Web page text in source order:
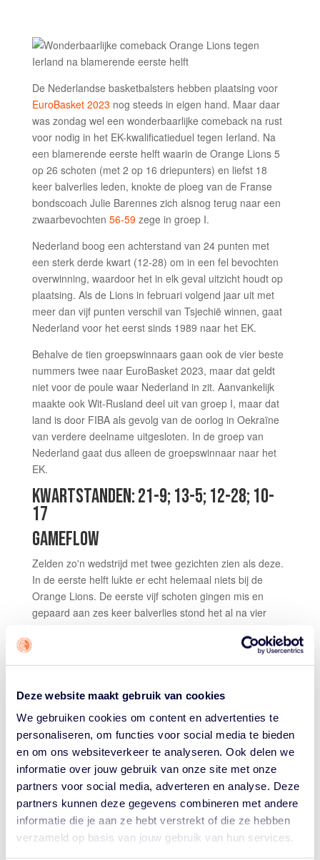
Deze website maakt gebruik van cookies
We gebruiken cookies om content en advertenties te
personaliseren, om functies voor social media te bieden
en om ons websiteverkeer te analyseren. Ook delen we
informatie over jouw gebruik van onze site met onze
partners voor social media, adverteren en analyse. Deze
partners kunnen deze gegevens combineren met andere
informatie die je aan ze hebt verstrekt of die ze hebben
verzameld op basis van jouw gebruik van hun services.
De Nederlandse basketbalsters hebben plaatsing voor
EuroBasket 2023 nog steeds in eigen hand. Maar daar
was zondag wel een wonderbaarlijke comeback na rust
voor nodig in het EK-kwalificatieduel tegen Ierland. Na
een blamerende eerste helft waarin de Orange Lions 5
op 26 schoten (met 2 op 16 driepunters) en liefst 18
keer balverlies leden, knokte de ploeg van de Franse
bondscoach Julie Barennes zich alsnog terug naar een
zwaarbevochten 56-59zege in groep I.
Nederland boog een achterstand van 24 punten met
een sterk derde kwart (12-28) om in een fel bevochten
overwinning, waardoor het in elk geval uitzicht houdt op
plaatsing. Als de Lions in februari volgend jaar uit met
meer dan vijf punten verschil van Tsjechië winnen, gaat
Nederland voor het eerst sinds 1989 naar het EK.
Behalve de tien groepswinnaars gaan ook de vier beste
nummers twee naar EuroBasket 2023, maar dat geldt
niet voor de poule waar Nederland in zit. Aanvankelijk
maakte ook Wit-Rusland deel uit van groep I, maar dat
land is door FIBA als gevolg van de oorlog in Oekraïne
van verdere deelname uitgesloten. In de groep van
Nederland gaat dus alleen de groepswinnaar naar het
EK.
KWARTSTANDEN: 21-9; 13-5; 12-28; 10-
17
GAMEFLOW
Zelden zo'n wedstrijd met twee gezichten zien als deze.
In de eerste helft lukte er echt helemaal niets bij de
Orange Lions. De eerste vijf schoten gingen mis en
gepaard aan zes keer balverlies stond het al na vier
Esther Fokke haakte Nederland weer aan (8-5), maar
daarna ging het bergafwaarts. Het eerste kwart werd
kwart scoorden de Lions maar 5 punten, zodat ze bij
rust tegen een achterstand van twintig punten (34-14)
aan keken.
Het moet gezegd: het was knap zoals de Nederlandse
basketbalsters zich na rust in de wedstrijd vast beten en
het hoofd niet in de schouders legden. Punt voor punt,
score voor score, verdedigende stop voor verdedigende
stop knokte Nederland zich terug. Via een 20-0 run was
er bij 45-39 in het derde kwart weer perspectief en na